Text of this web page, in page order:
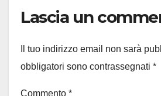
Lascia un
Il tuo indirizzo email non sarà
obbligatori sono contrassegnati *
Commento *